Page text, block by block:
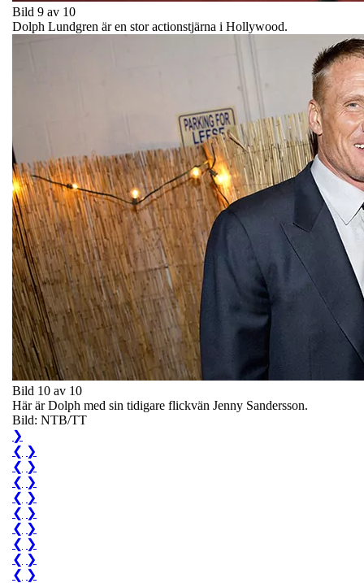
Bild 9 av 10
Dolph Lundgren är en stor actionstjärna i Hollywood.
Bild 10 av 10
Här är Dolph med sin tidigare flickvän Jenny Sandersson.
Bild: NTB/TT
❯
❮ ❯
❮ ❯
❮ ❯
❮ ❯
❮ ❯
❮ ❯
❮ ❯
❮ ❯
❮ ❯